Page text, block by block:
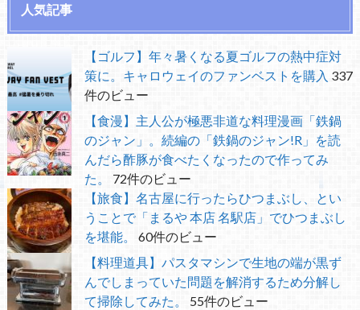
人気記事
【ゴルフ】年々暑くなる夏ゴルフの熱中症対
策に。キャロウェイのファンベストを購入 337
件のビュー
【食漫】主人公が極悪非道な料理漫画「鉄鍋
のジャン」。続編の「鉄鍋のジャン!R」を読
んだら酢豚が食べたくなったので作ってみ
た。
72件のビュー
【旅食】名古屋に行ったらひつまぶし、とい
うことで「まるや 本店 名駅店」でひつまぶし
を堪能。
60件のビュー
【料理道具】パスタマシンで生地の端が黒ず
んでしまっていた問題を解消するため分解し
て掃除してみた。
55件のビュー